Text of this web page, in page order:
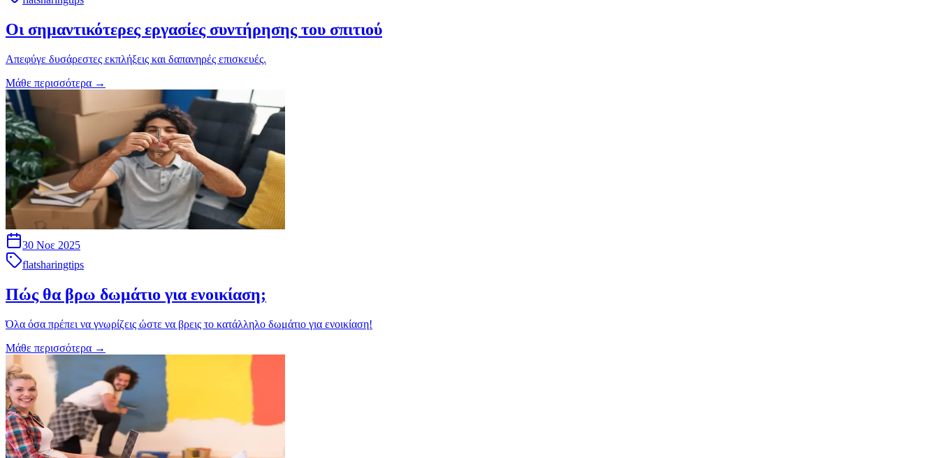
Οι σημαντικότερες εργασίες συντήρησης του σπιτιού
Aπεφύγε δυσάρεστες εκπλήξεις και δαπανηρές επισκευές.
Μάθε περισσότερα →
30 Νοε 2025
flatsharingtips
Πώς θα βρω δωμάτιο για ενοικίαση;
Όλα όσα πρέπει να γνωρίζεις ώστε να βρεις το κατάλληλο δωμάτιο για ενοικίαση!
Μάθε περισσότερα →